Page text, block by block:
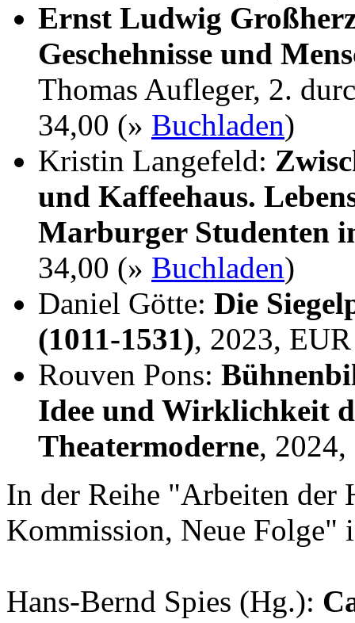
Ernst Ludwig
Geschehnisse und
Thomas Aufleger, 2.
34,00 (» Buchladen)
Kristin Langefeld:
und Kaffeehaus.
Marburger Studenten
34,00 (» Buchladen)
Daniel Götte: Die
(1011-1531), 2023,
Rouven Pons:
Idee und Wirklichkeit
Theatermoderne,
In der Reihe "Arbeiten der
Kommission, Neue Folge"
Hans-Bernd Spies (Hg.):